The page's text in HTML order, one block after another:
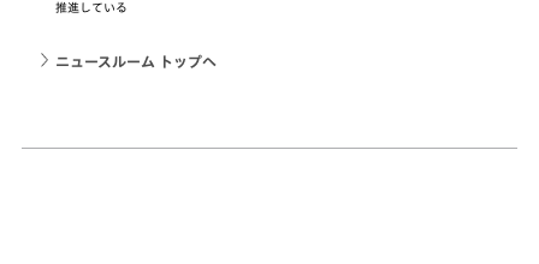
推進している
ニュースルーム トップへ